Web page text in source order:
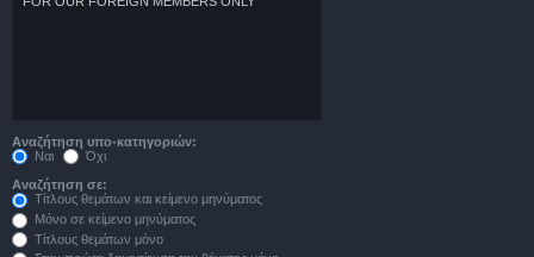
Αναζήτηση υπο-κατηγοριών:
Ναι
Όχι
Αναζήτηση σε:
Τίτλους θεμάτων και κείμενο μηνύματος
Μόνο σε κείμενο μηνύματος
Τίτλους θεμάτων μόνο